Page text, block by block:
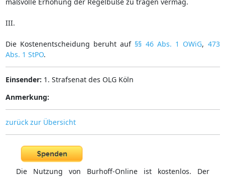
III.
Die Kostenentscheidung beruht auf §§ 46 Abs. 1 OWiG, 473
Abs. 1 StPO.
Einsender: 1. Strafsenat des OLG Köln
Anmerkung:
zurück zur Übersicht
Die Nutzung von Burhoff-Online ist kostenlos. Der